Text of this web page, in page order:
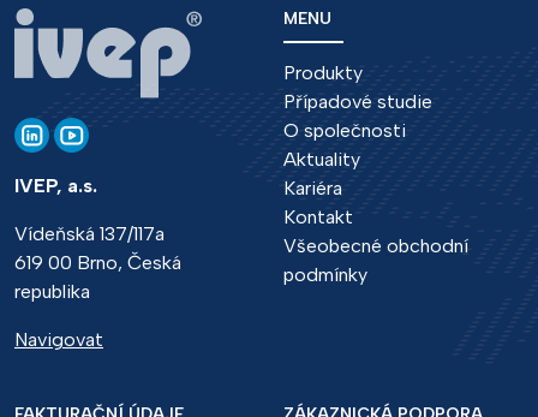
IVEP, a.s.
Vídeňská 137/117a
619 00 Brno, Česká
republika
Navigovat
MENU
Produkty
Případové studie
O společnosti
Aktuality
Kariéra
Kontakt
Všeobecné obchodní
podmínky